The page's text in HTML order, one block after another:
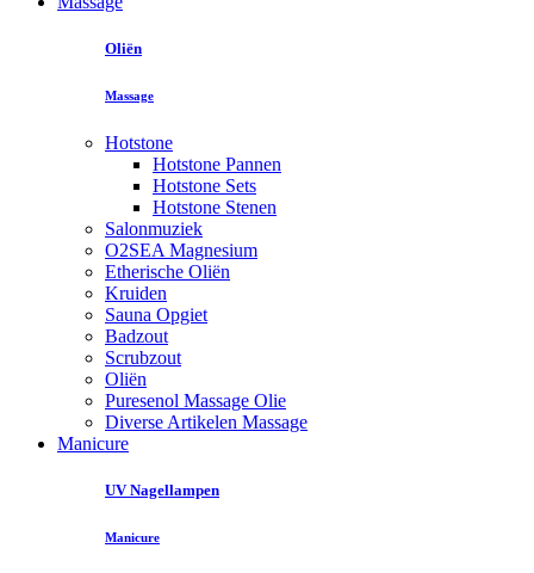
Oliën
Massage
Hotstone
Hotstone Pannen
Hotstone Sets
Hotstone Stenen
Salonmuziek
O2SEA Magnesium
Etherische Oliën
Kruiden
Sauna Opgiet
Badzout
Scrubzout
Oliën
Puresenol Massage Olie
Diverse Artikelen Massage
Manicure
UV Nagellampen
Manicure